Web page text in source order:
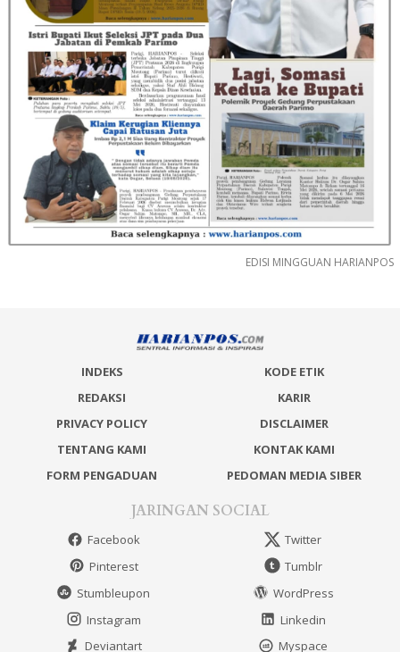
EDISI MINGGUAN HARIANPOS
INDEKS
KODE ETIK
REDAKSI
KARIR
PRIVACY POLICY
DISCLAIMER
TENTANG KAMI
KONTAK KAMI
FORM PENGADUAN
PEDOMAN MEDIA SIBER
JARINGAN SOCIAL
Facebook
Twitter
Pinterest
Tumblr
Stumbleupon
WordPress
Instagram
Linkedin
Deviantart
Myspace